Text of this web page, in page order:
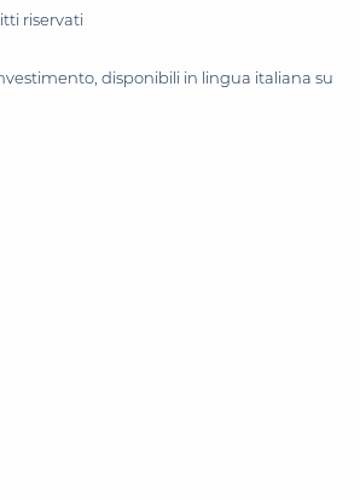
riservati
disponibili in lingua italiana su